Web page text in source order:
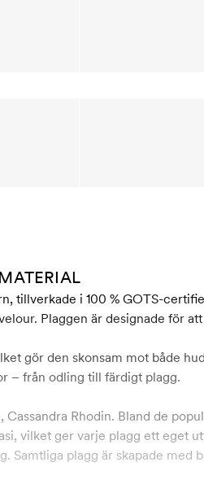
tillverkade i 100 % GOTS-
Plaggen är designade för
gör den skonsam mot både
– från odling till färdigt plagg.
Rhodin. Bland de
vilket ger varje plagg ett eget
Samtliga plagg är skapade